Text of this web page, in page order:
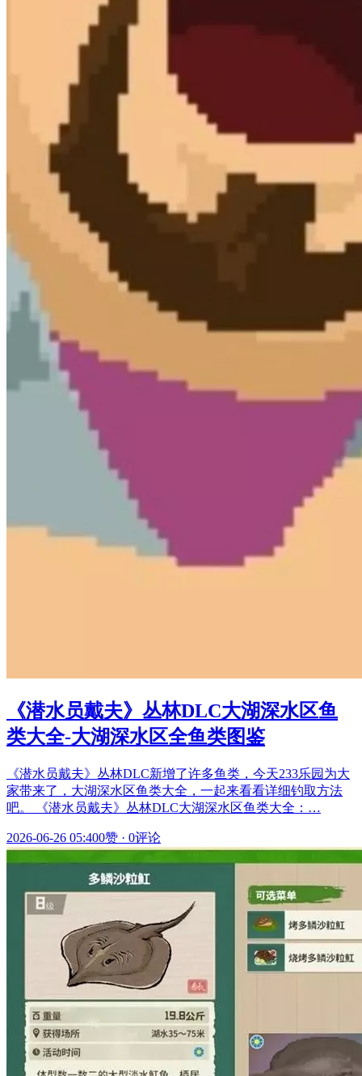
《潜水员戴夫》丛林DLC大湖深水区鱼
类大全-大湖深水区全鱼类图鉴
《潜水员戴夫》丛林DLC新增了许多鱼类，今天233乐园为大
家带来了，大湖深水区鱼类大全，一起来看看详细钓取方法
吧。 《潜水员戴夫》丛林DLC大湖深水区鱼类大全：…
2026-06-26 05:400赞 · 0评论